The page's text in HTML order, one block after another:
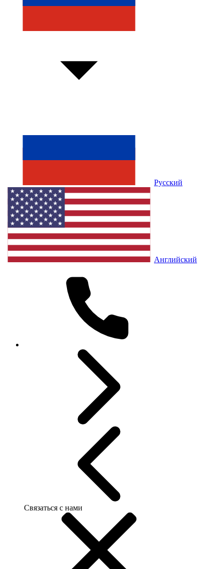
Русский
Английский
Связаться с нами